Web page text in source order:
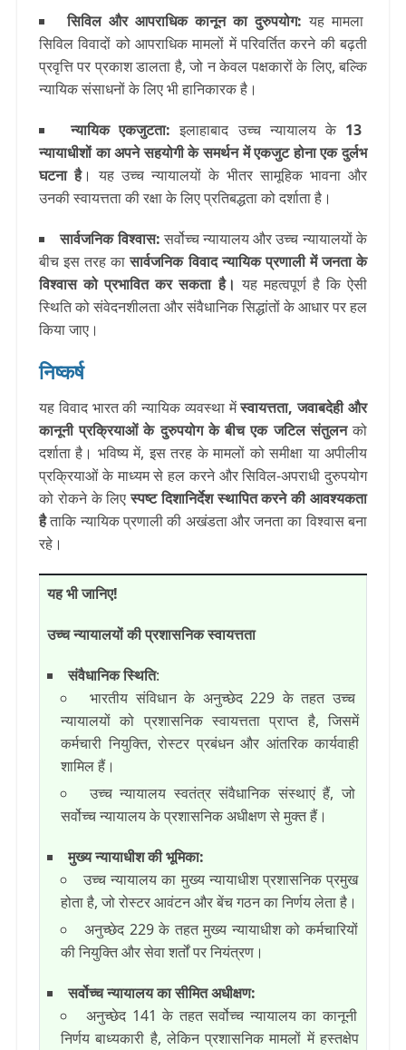
सिविल और आपराधिक कानून का दुरुपयोग: यह मामला
सिविल विवादों को आपराधिक मामलों में परिवर्तित करने की बढ़ती
प्रवृत्ति पर प्रकाश डालता है, जो न केवल पक्षकारों के लिए, बल्कि
न्यायिक संसाधनों के लिए भी हानिकारक है।
न्यायिक एकजुटता: इलाहाबाद उच्च न्यायालय के 13
न्यायाधीशों का अपने सहयोगी के समर्थन में एकजुट होना एक दुर्लभ
घटना है। यह उच्च न्यायालयों के भीतर सामूहिक भावना और
उनकी स्वायत्तता की रक्षा के लिए प्रतिबद्धता को दर्शाता है।
सार्वजनिक विश्वास: सर्वोच्च न्यायालय और उच्च न्यायालयों के
बीच इस तरह कासार्वजनिक विवाद न्यायिक प्रणाली में जनता के
विश्वास को प्रभावित कर सकता है। यह महत्वपूर्ण है कि ऐसी
स्थिति को संवेदनशीलता और संवैधानिक सिद्धांतों के आधार पर हल
किया जाए।
निष्कर्ष
यह विवाद भारत की न्यायिक व्यवस्था मेंस्वायत्तता, जवाबदेही और
कानूनी प्रक्रियाओं के दुरुपयोग के बीच एक जटिल संतुलनको
दर्शाता है। भविष्य में, इस तरह के मामलों को समीक्षा या अपीलीय
प्रक्रियाओं के माध्यम से हल करने और सिविल-अपराधी दुरुपयोग
को रोकने के लिएस्पष्ट दिशानिर्देश स्थापित करने की आवश्यकता
हैताकि न्यायिक प्रणाली की अखंडता और जनता का विश्वास बना
रहे।
यह भी जानिए!
उच्च न्यायालयों की प्रशासनिक स्वायत्तता
संवैधानिक स्थिति:
भारतीय संविधान के अनुच्छेद 229 के तहत उच्च
न्यायालयों को प्रशासनिक स्वायत्तता प्राप्त है, जिसमें
कर्मचारी नियुक्ति, रोस्टर प्रबंधन और आंतरिक कार्यवाही
शामिल हैं।
उच्च न्यायालय स्वतंत्र संवैधानिक संस्थाएं हैं, जो
सर्वोच्च न्यायालय के प्रशासनिक अधीक्षण से मुक्त हैं।
मुख्य न्यायाधीश की भूमिका:
उच्च न्यायालय का मुख्य न्यायाधीश प्रशासनिक प्रमुख
होता है, जो रोस्टर आवंटन और बेंच गठन का निर्णय लेता है।
अनुच्छेद 229 के तहत मुख्य न्यायाधीश को कर्मचारियों
की नियुक्ति और सेवा शर्तों पर नियंत्रण।
सर्वोच्च न्यायालय का सीमित अधीक्षण:
अनुच्छेद 141 के तहत सर्वोच्च न्यायालय का कानूनी
निर्णय बाध्यकारी है, लेकिन प्रशासनिक मामलों में हस्तक्षेप